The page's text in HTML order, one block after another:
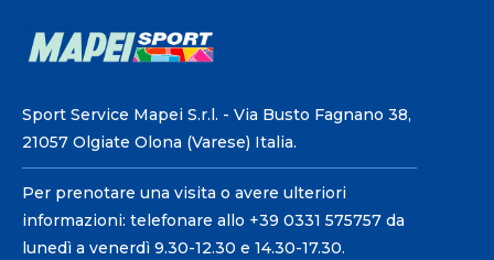
Sport Service Mapei S.r.l. - Via Busto Fagnano 38,
21057 Olgiate Olona (Varese) Italia.
Per prenotare una visita o avere ulteriori
informazioni: telefonare allo +39 0331 575757 da
lunedì a venerdì 9.30-12.30 e 14.30-17.30.